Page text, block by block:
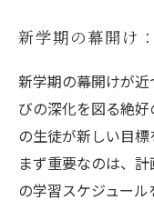
充実した2学
新学期の幕開け
新学期の幕開けが
びの深化を図る絶
の生徒が新しい目標
まず重要なのは、
の学習スケジュー